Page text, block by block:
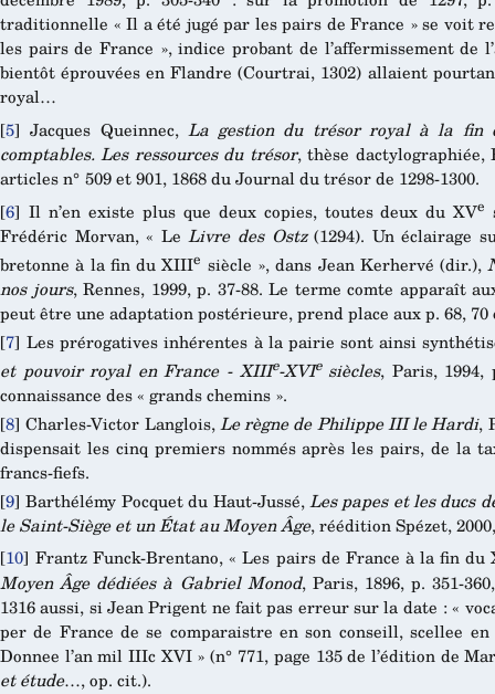
traditionnelle « Il a été jugé par les pairs de France » se voit
les pairs de France », indice probant de l’affermissement de
bientôt éprouvées en Flandre (Courtrai, 1302) allaient
royal…
[5]Jacques Queinnec, La gestion du trésor royal à la fin
comptables. Les ressources du trésor, thèse dactylographiée,
articles n° 509 et 901, 1868 du Journal du trésor de 1298-1300.
[6] Il n’en existe plus que deux copies, toutes deux du XVe
Frédéric Morvan, « LeLivre des Ostz(1294). Un éclairage
bretonne à la fin du XIIIe siècle », dans Jean Kerhervé (dir.),
nos jours, Rennes, 1999, p. 37-88. Le terme comte apparaît
peut être une adaptation postérieure, prend place aux p. 68, 70
[7]Les prérogatives inhérentes à la pairie sont ainsi
et pouvoir royal en France - XIIIe-XVIesiècles, Paris,
connaissance des « grands chemins ».
[8]Charles-Victor Langlois,Le règne de Philippe III le Hardi,
dispensait les cinq premiers nommés après les pairs, de la
francs-fiefs.
[9]Barthélémy Pocquet du Haut-Jussé,Les papes et les ducs
le Saint-Siège et un État au Moyen Âge, réédition Spézet,
[10]Frantz Funck-Brentano, « Les pairs de France à la fin
Moyen Âge dédiées à Gabriel Monod, Paris, 1896, p. 351-
1316 aussi, si Jean Prigent ne fait pas erreur sur la date : «
per de France de se comparaistre en son conseill, scellee
Donnee l’an mil IIIc XVI » (n° 771, page 135 de l’édition de
et étude…, op. cit.).